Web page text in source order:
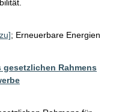
; Erneuerbare Energien
Rahmens